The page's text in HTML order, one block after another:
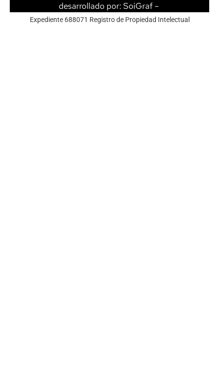
desarrollado por: SoiGraf–
Expediente 688071 Registro de Propiedad Intelectual